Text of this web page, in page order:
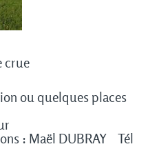
crue
ou quelques places
: Maël DUBRAY Tél